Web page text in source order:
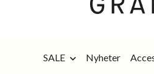
SALE Nyheter